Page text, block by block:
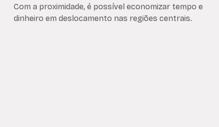
Com a proximidade, é possível economizar tempo e
dinheiro em deslocamento nas regiões centrais.